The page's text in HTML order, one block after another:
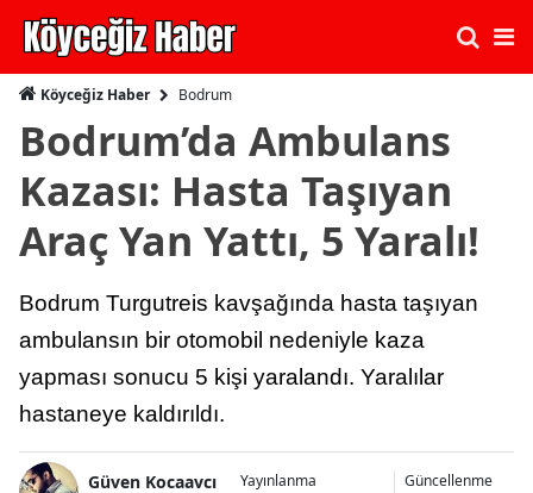
Köyceğiz Haber Bodrum
Bodrum’da Ambulans
Kazası: Hasta Taşıyan
Araç Yan Yattı, 5 Yaralı!
Bodrum Turgutreis kavşağında hasta taşıyan
ambulansın bir otomobil nedeniyle kaza
yapması sonucu 5 kişi yaralandı. Yaralılar
hastaneye kaldırıldı.
Güven Kocaavcı
Yayınlanma
Güncellenme